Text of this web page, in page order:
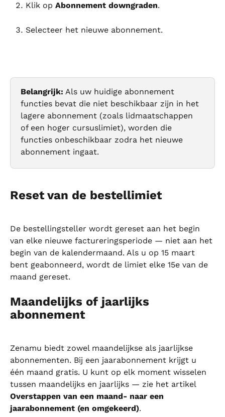
Klik op Abonnement downgraden.
Selecteer het nieuwe abonnement.
Belangrijk: Als uw huidige abonnement
functies bevat die niet beschikbaar zijn in het
lagere abonnement (zoals lidmaatschappen
of een hoger cursuslimiet), worden die
functies onbeschikbaar zodra het nieuwe
abonnement ingaat.
Reset van de bestellimiet
De bestellingsteller wordt gereset aan het begin
van elke nieuwe factureringsperiode — niet aan het
begin van de kalendermaand. Als u op 15 maart
bent geabonneerd, wordt de limiet elke 15e van de
maand gereset.
Maandelijks of jaarlijks
abonnement
Zenamu biedt zowel maandelijkse als jaarlijkse
abonnementen. Bij een jaarabonnement krijgt u
één maand gratis. U kunt op elk moment wisselen
tussen maandelijks en jaarlijks — zie het artikel
Overstappen van een maand- naar een
jaarabonnement (en omgekeerd).